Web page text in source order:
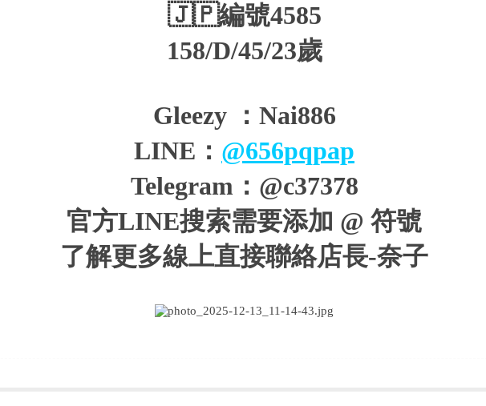
🇯🇵編號4585
158/D/45/23歲
Gleezy ：Nai886
LINE： @656pqpap
Telegram：@c37378
官方LINE搜索需要添加 @ 符號
了解更多線上直接聯絡店長-奈子